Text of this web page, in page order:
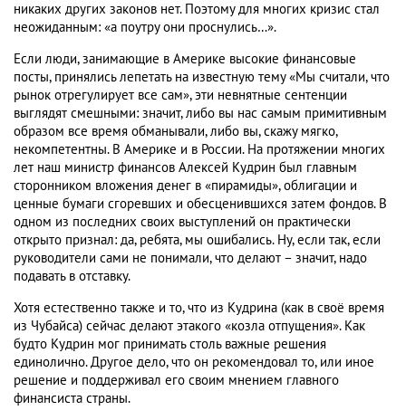
никаких других законов нет. Поэтому для многих кризис стал
неожиданным: «а поутру они проснулись…».
Если люди, занимающие в Америке высокие финансовые
посты, принялись лепетать на известную тему «Мы считали, что
рынок отрегулирует все сам», эти невнятные сентенции
выглядят смешными: значит, либо вы нас самым примитивным
образом все время обманывали, либо вы, скажу мягко,
некомпетентны. В Америке и в России. На протяжении многих
лет наш министр финансов Алексей Кудрин был главным
сторонником вложения денег в «пирамиды», облигации и
ценные бумаги сгоревших и обесценившихся затем фондов. В
одном из последних своих выступлений он практически
открыто признал: да, ребята, мы ошибались. Ну, если так, если
руководители сами не понимали, что делают – значит, надо
подавать в отставку.
Хотя естественно также и то, что из Кудрина (как в своё время
из Чубайса) сейчас делают этакого «козла отпущения». Как
будто Кудрин мог принимать столь важные решения
единолично. Другое дело, что он рекомендовал то, или иное
решение и поддерживал его своим мнением главного
финансиста страны.